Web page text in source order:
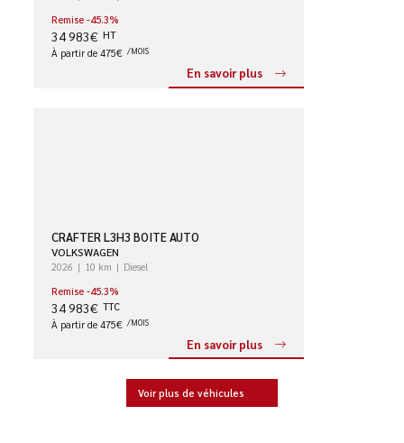
Remise -45.3%
34 983€ HT
À partir de 475€ /MOIS
En savoir plus
CRAFTER L3H3 BOITE AUTO
VOLKSWAGEN
2026 10 km
Diesel
Remise -45.3%
34 983€ TTC
À partir de 475€ /MOIS
En savoir plus
Voir plus de véhicules